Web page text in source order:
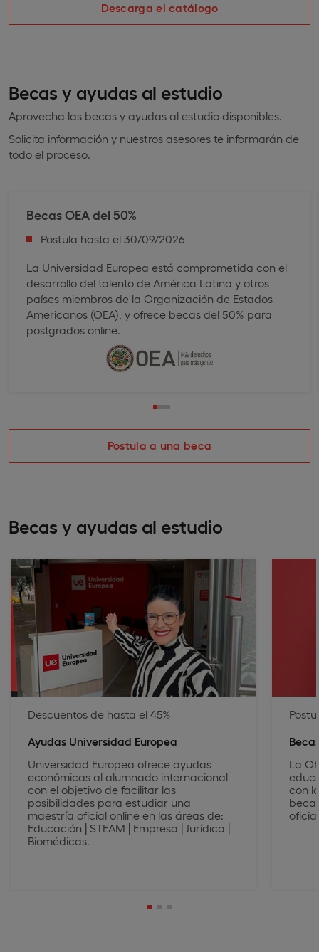
Descarga el catálogo
Becas y ayudas al estudio
Aprovecha las becas y ayudas al estudio disponibles.
Solicita información y nuestros asesores te informarán de
todo el proceso.
Becas OEA del 50%
Postula hasta el 30/09/2026
La Universidad Europea está comprometida con el
desarrollo del talento de América Latina y otros
países miembros de la Organización de Estados
Americanos (OEA), y ofrece becas del 50% para
postgrados online.
Postula a una beca
Becas y ayudas al estudio
Descuentos de hasta el 45%
Ayudas Universidad Europea
Universidad Europea ofrece ayudas
económicas al alumnado internacional
con el objetivo de facilitar las
posibilidades para estudiar una
maestría oficial online en las áreas de:
Educación | STEAM | Empresa | Jurídica |
Biomédicas.
La
con